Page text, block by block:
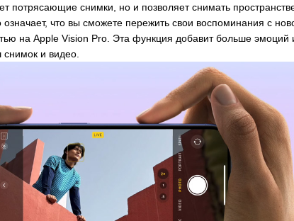
потрясающие снимки, но и позволяет снимать
что вы сможете пережить свои воспоминания с
на Apple Vision Pro. Эта функция добавит больше эмоций
и видео.